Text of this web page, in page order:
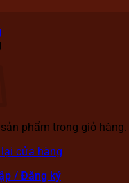
phẩm trong giỏ hàng.
cửa hàng
/ Đăng ký